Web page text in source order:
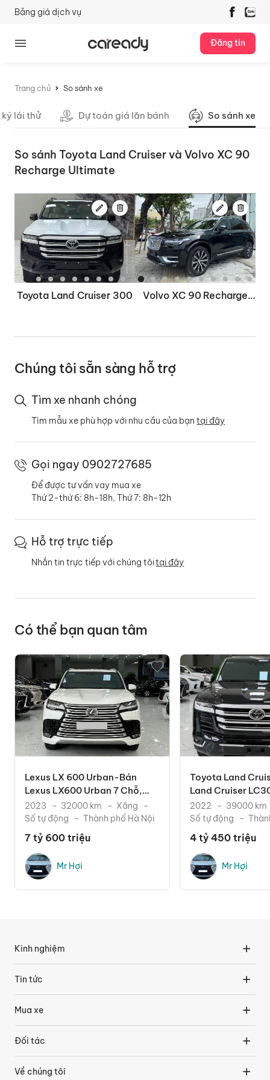
Bảng giá dịch vụ
Đăng tin
Trang chủ So sánh xe
lái thử Dự toán giá lăn bánh So sánh xe
So sánh Toyota Land Cruiser và Volvo XC 90
Recharge Ultimate
Toyota Land Cruiser 300
Volvo XC 90 Recharge
Chúng tôi sẵn sàng hỗ trợ
Tìm xe nhanh chóng
Tìm mẫu xe phù hợp với nhu cầu của bạntại đây
Gọi ngay 0902727685
Để được tư vấn vay mua xe
Thứ 2-thứ 6: 8h-18h, Thứ 7: 8h-12h
Hỗ trợ trực tiếp
Nhắn tin trực tiếp với chúng tôitại đây
Có thể bạn quan tâm
Lexus LX 600 Urban-Bán
Lexus LX600 Urban 7 Chỗ,
Sản Xuất 2023. Xe Cực
2023 32000 km
Xăng
Số tự động
Thành phố Hà Nội
7 tỷ 600 triệu
Mr Hợi
Toyota Land
Land Cruiser
2022. Xe Chạy Ít.
2022
39000 km
Số tự động
4 tỷ 450 triệu
Mr Hợi
Kinh nghiệm
Tin tức
Mua xe
Đối tác
Về chúng tôi